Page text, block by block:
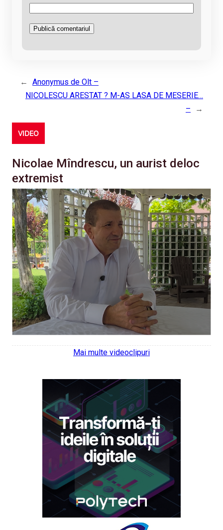
←
Anonymus de Olt –
NICOLESCU ARESTAT ? M-AS LASA DE MESERIE…
–
→
VIDEO
Nicolae Mîndrescu, un aurist deloc
extremist
Mai multe videoclipuri